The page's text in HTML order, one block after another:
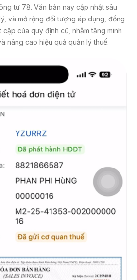
tư 78. Văn bản này cập nhật sâu
và mở rộng đối tượng áp dụng, đồng
của quy định cũ, nhằm tăng minh
nâng cao hiệu quả quản lý thuế.